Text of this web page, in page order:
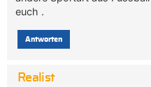
euch .
Antworten
Realist